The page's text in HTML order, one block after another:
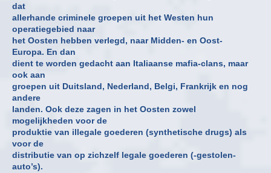
dat
allerhande criminele groepen uit het Westen hun
operatiegebied naar
het Oosten hebben verlegd, naar Midden- en Oost-
Europa. En dan
dient te worden gedacht aan Italiaanse mafia-clans, maar
ook aan
groepen uit Duitsland, Nederland, Belgi, Frankrijk en nog
andere
landen. Ook deze zagen in het Oosten zowel
mogelijkheden voor de
produktie van illegale goederen (synthetische drugs) als
voor de
distributie van op zichzelf legale goederen (-gestolen-
auto’s).